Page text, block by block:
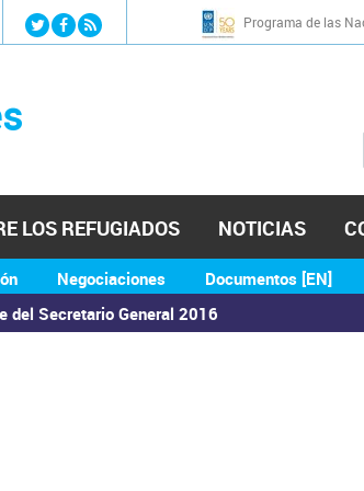
Jump to navigation Programa de las
del Secretario General 2016
Negociaciones Documentos [EN]
LOS REFUGIADOS NOTICIAS